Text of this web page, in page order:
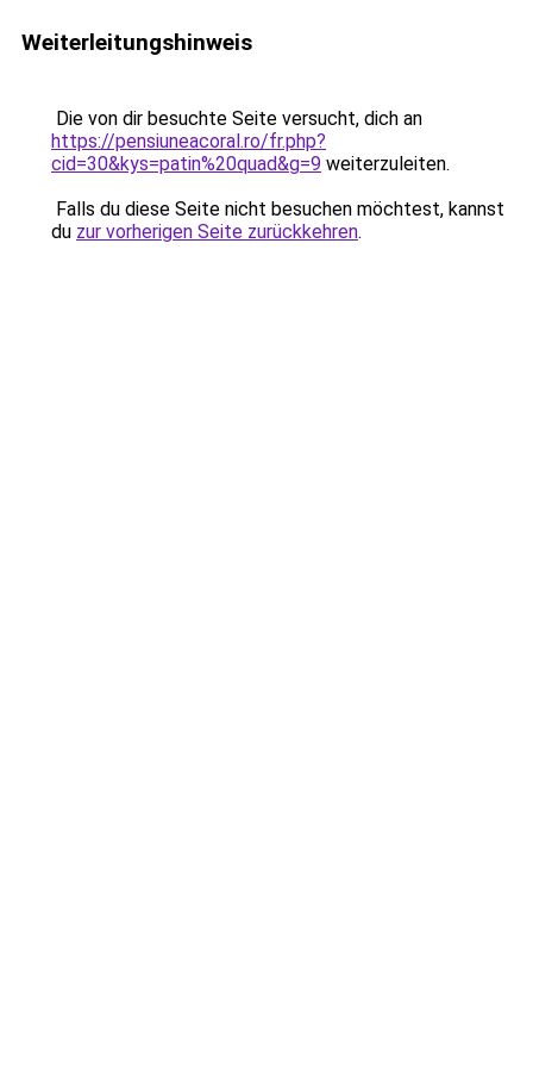
Weiterleitungshinweis
Die von dir besuchte Seite versucht, dich an
https://pensiuneacoral.ro/fr.php?
cid=30&kys=patin%20quad&g=9 weiterzuleiten.
Falls du diese Seite nicht besuchen möchtest, kannst
du zur vorherigen Seite zurückkehren.